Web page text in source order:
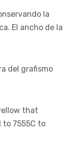
la
El ancho de la
del grafismo
that
7555C to